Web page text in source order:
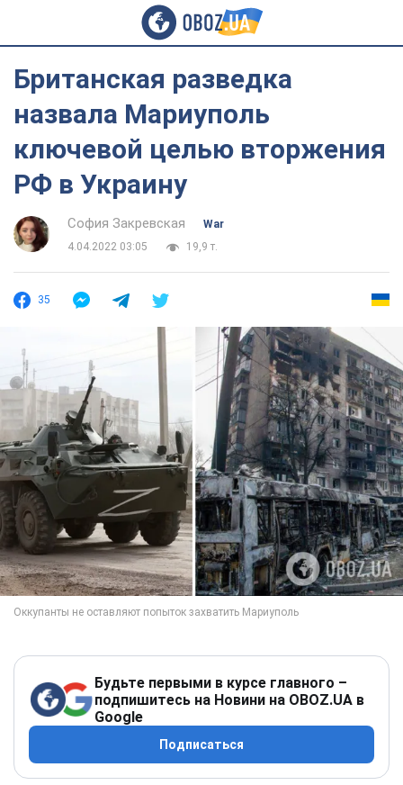
Британская разведка
назвала Мариуполь
ключевой целью вторжения
РФ в Украину
София Закревская
War
4.04.2022 03:05
19,9 т.
35
Будьте первыми в курсе главного –
подпишитесь на Новини на OBOZ.UA в
Google
Подписаться